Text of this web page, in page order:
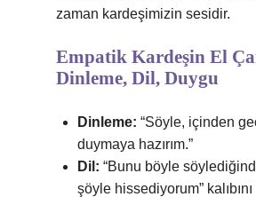
zaman kardeşimizin sesidir.
Empatik Kardeşin El
Dinleme, Dil, Duygu
Dinleme: “Söyle, içinden
duymaya hazırım.”
Dil: “Bunu böyle
şöyle hissediyorum”